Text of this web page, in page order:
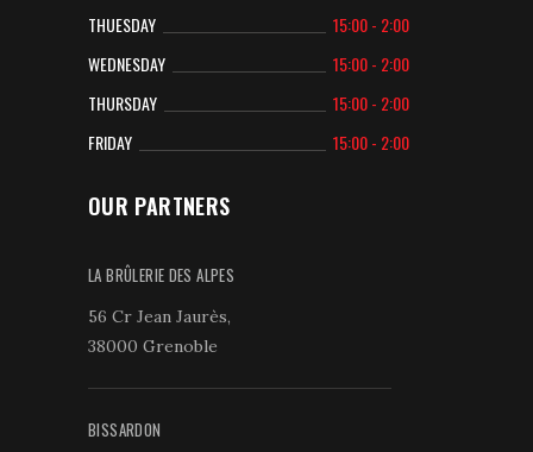
THUESDAY
15:00 - 2:00
WEDNESDAY
15:00 - 2:00
THURSDAY
15:00 - 2:00
FRIDAY
15:00 - 2:00
OUR PARTNERS
LA BRÛLERIE DES ALPES
56 Cr Jean Jaurès,
38000 Grenoble
BISSARDON